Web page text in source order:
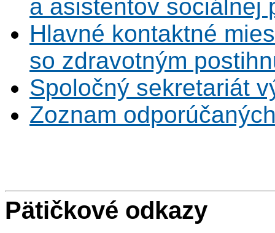
a asistentov sociálnej
Hlavné kontaktné
so zdravotným
Spoločný sekretariát
Zoznam
Pätičkové odkazy